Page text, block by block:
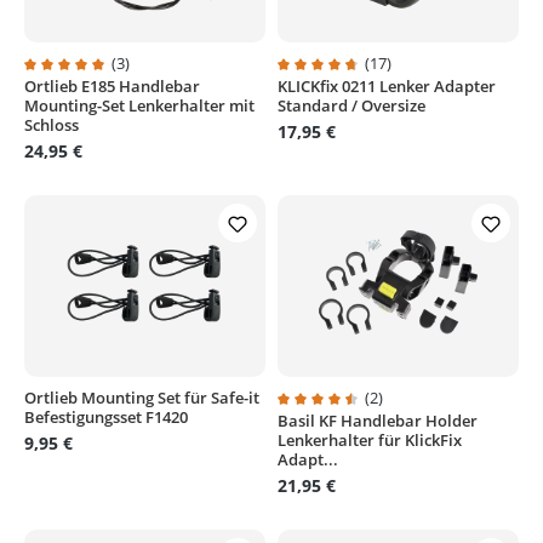
Durchschnittliche Bewertung von 5 von 5 Sternen
(3)
Ortlieb E185 Handlebar
Mounting-Set Lenkerhalter mit
Schloss
24,95 €
Durchschnittliche Bewertung
(17)
KLICKfix 0211 Lenker Adapter
Standard / Oversize
17,95 €
Ortlieb Mounting Set für Safe-it
Befestigungsset F1420
9,95 €
Durchschnittliche Bewertung
(2)
Basil KF Handlebar Holder
Lenkerhalter für KlickFix
Adapt...
21,95 €